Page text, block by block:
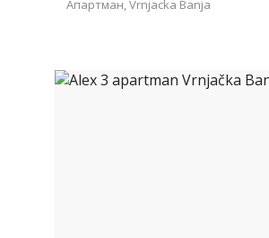
Апартман Vrnjacka Banja